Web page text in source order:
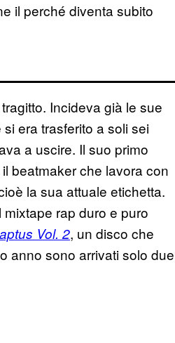
il perché diventa subito
Incideva già le sue
era trasferito a soli sei
a uscire. Il suo primo
beatmaker che lavora con
la sua attuale etichetta.
rap duro e puro
Vol. 2, un disco che
anno sono arrivati solo due